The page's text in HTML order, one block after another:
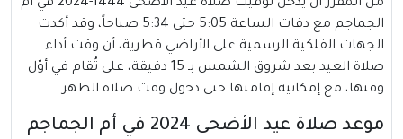
من المقرر أن يدخل توقيت صلاة عيد الأضحى 1444-2024 في أم
الجماجم مع دقات الساعة 5:05 حتى 5:34 صباحاً، وقد أكدت
الجهات الفلكية الرسمية على الأراضي قطرية، أن وقت أداء
صلاة العيد بعد شروق الشمس بـ 15 دقيقة، على تُقام في أوّل
وقتها، مع إمكانية إقامتها حتى دخول وقت صلاة الظهر.
موعد صلاة عيد الأضحى 2024 في أم الجماجم